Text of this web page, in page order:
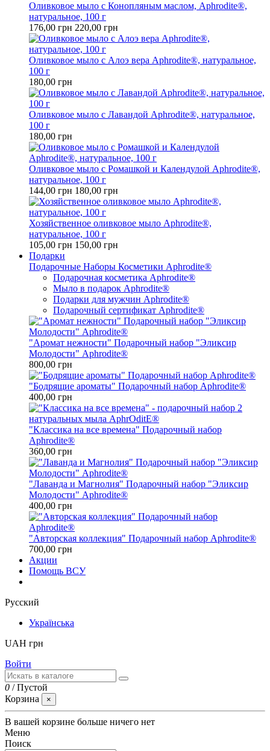
Оливковое мыло с Конопляным маслом, Aphrodite®,
натуральное, 100 г
176,00 грн 220,00 грн
Оливковое мыло с Алоэ вера Aphrodite®, натуральное,
100 г
180,00 грн
Оливковое мыло с Лавандой Aphrodite®, натуральное,
100 г
180,00 грн
Оливковое мыло с Ромашкой и Календулой Aphrodite®,
натуральное, 100 г
144,00 грн 180,00 грн
Хозяйственное оливковое мыло Aphrodite®,
натуральное, 100 г
105,00 грн 150,00 грн
Подарки
Подарочные Наборы Косметики Aphrodite®
Подарочная косметика Aphrodite®
Мыло в подарок Aphrodite®
Подарки для мужчин Aphrodite®
Подарочный сертификат Aphrodite®
"Аромат нежности" Подарочный набор "Эликсир
Молодости" Aphrodite®
800,00 грн
"Бодрящие ароматы" Подарочный набор Aphrodite®
400,00 грн
"Классика на все времена" Подарочный набор
Aphrodite®
360,00 грн
"Лаванда и Магнолия" Подарочный набор "Эликсир
Молодости" Aphrodite®
400,00 грн
"Авторская коллекция" Подарочный набор Aphrodite®
700,00 грн
Акции
Помощь ВСУ
Русский
Українська
UAH грн
Войти
0 /Пустой
Корзина
×
В вашей корзине больше ничего нет
Меню
Поиск